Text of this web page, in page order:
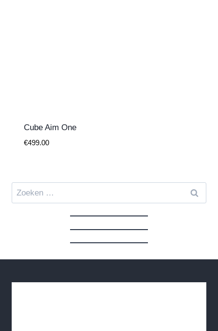
Cube Aim One
€499.00
Zoeken
naar: